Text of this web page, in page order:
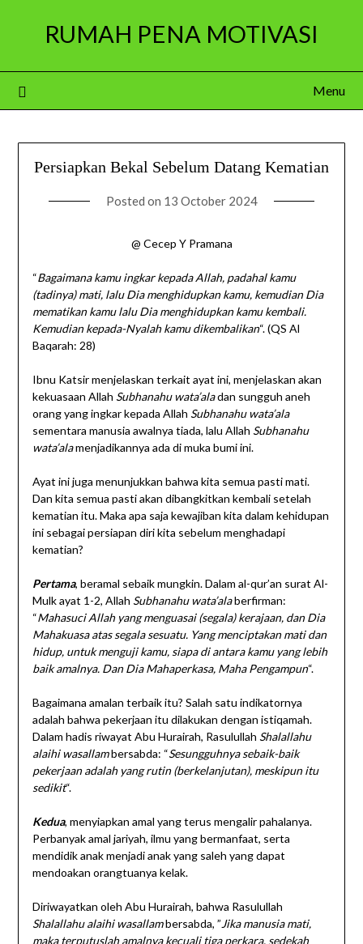
RUMAH PENA MOTIVASI
Menu
Persiapkan Bekal Sebelum Datang Kematian
Posted on 13 October 2024
@ Cecep Y Pramana
“Bagaimana kamu ingkar kepada Allah, padahal kamu
(tadinya) mati, lalu Dia menghidupkan kamu, kemudian Dia
mematikan kamu lalu Dia menghidupkan kamu kembali.
Kemudian kepada-Nyalah kamu dikembalikan“. (QS Al
Baqarah: 28)
Ibnu Katsir menjelaskan terkait ayat ini, menjelaskan akan
kekuasaan Allah Subhanahu wata’aladan sungguh aneh
orang yang ingkar kepada Allah Subhanahu wata’ala
sementara manusia awalnya tiada, lalu Allah Subhanahu
wata’alamenjadikannya ada di muka bumi ini.
Ayat ini juga menunjukkan bahwa kita semua pasti mati.
Dan kita semua pasti akan dibangkitkan kembali setelah
kematian itu. Maka apa saja kewajiban kita dalam kehidupan
ini sebagai persiapan diri kita sebelum menghadapi
kematian?
Pertama, beramal sebaik mungkin. Dalam al-qur’an surat Al-
Mulk ayat 1-2, Allah Subhanahu wata’alaberfirman:
“Mahasuci Allah yang menguasai (segala) kerajaan, dan Dia
Mahakuasa atas segala sesuatu. Yang menciptakan mati dan
hidup, untuk menguji kamu, siapa di antara kamu yang lebih
baik amalnya. Dan Dia Mahaperkasa, Maha Pengampun“.
Bagaimana amalan terbaik itu? Salah satu indikatornya
adalah bahwa pekerjaan itu dilakukan dengan istiqamah.
Dalam hadis riwayat Abu Hurairah, Rasulullah Shalallahu
alaihi wasallambersabda: “Sesungguhnya sebaik-baik
pekerjaan adalah yang rutin (berkelanjutan), meskipun itu
sedikit“.
Kedua, menyiapkan amal yang terus mengalir pahalanya.
Perbanyak amal jariyah, ilmu yang bermanfaat, serta
mendidik anak menjadi anak yang saleh yang dapat
mendoakan orangtuanya kelak.
Diriwayatkan oleh Abu Hurairah, bahwa Rasulullah
Shalallahu alaihi wasallambersabda, ”Jika manusia mati,
maka terputuslah amalnya kecuali tiga perkara, sedekah